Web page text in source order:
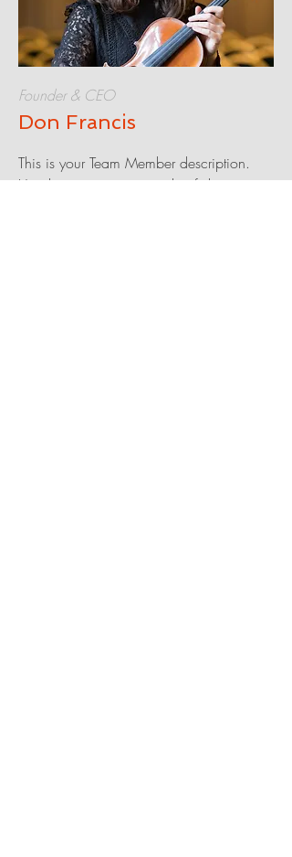
Founder & CEO
Don Francis
This is your Team Member description.
Use this space to write a brief description